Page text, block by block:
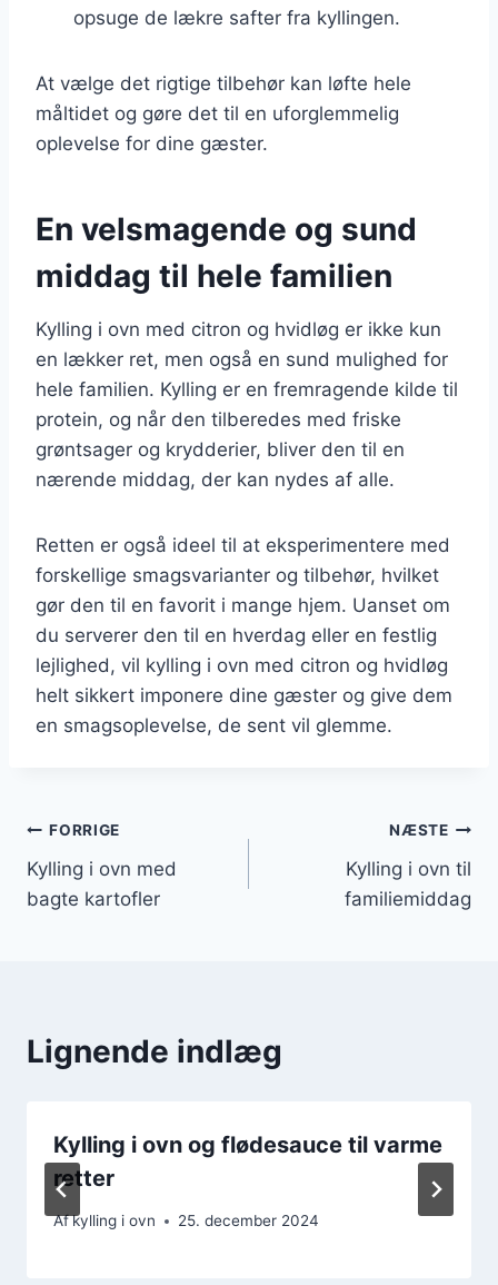
opsuge de lækre safter fra kyllingen.
At vælge det rigtige tilbehør kan løfte hele
måltidet og gøre det til en uforglemmelig
oplevelse for dine gæster.
En velsmagende og sund
middag til hele familien
Kylling i ovn med citron og hvidløg er ikke kun
en lækker ret, men også en sund mulighed for
hele familien. Kylling er en fremragende kilde til
protein, og når den tilberedes med friske
grøntsager og krydderier, bliver den til en
nærende middag, der kan nydes af alle.
Retten er også ideel til at eksperimentere med
forskellige smagsvarianter og tilbehør, hvilket
gør den til en favorit i mange hjem. Uanset om
du serverer den til en hverdag eller en festlig
lejlighed, vil kylling i ovn med citron og hvidløg
helt sikkert imponere dine gæster og give dem
en smagsoplevelse, de sent vil glemme.
Indlægsnavigation
FORRIGE
Kylling i ovn med
bagte kartofler
NÆSTE
Kylling i ovn til
familiemiddag
Lignende indlæg
Kylling i ovn og flødesauce til varme
retter
Afkylling i ovn 25. december 2024